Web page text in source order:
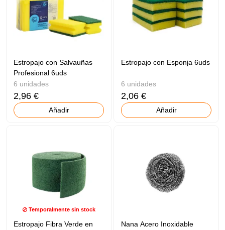
Estropajo con Salvauñas
Profesional 6uds
6 unidades
2,96 €
Añadir
Estropajo con Esponja 6uds
6 unidades
2,06 €
Añadir
Temporalmente sin stock
Estropajo Fibra Verde en
Nana Acero Inoxidable